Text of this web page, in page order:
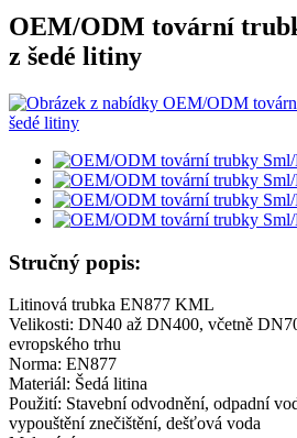
OEM/ODM tovární
z šedé litiny
Stručný popis:
Litinová trubka EN877 KML
Velikosti: DN40 až DN400, včetně
evropského trhu
Norma: EN877
Materiál: Šedá litina
Použití: Stavební odvodnění, odpadní
vypouštění znečištění, dešťová voda